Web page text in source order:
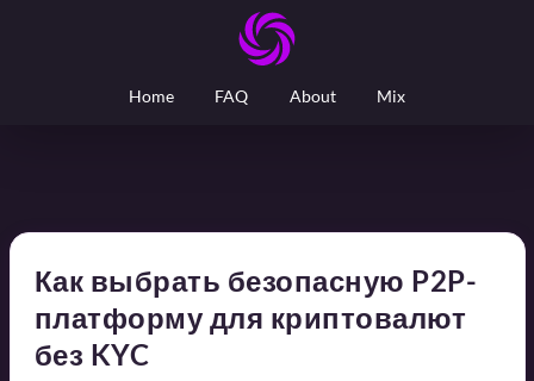
Home FAQ About Mix
Как выбрать безопасную P2P-
платформу для криптовалют
без KYC